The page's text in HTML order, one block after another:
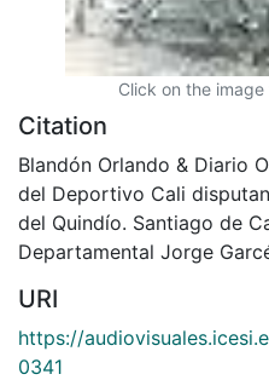
Click on the
Citation
Blandón Orlando & Diario
del Deportivo Cali
del Quindío. Santiago de
Departamental Jorge
URI
https://
0341